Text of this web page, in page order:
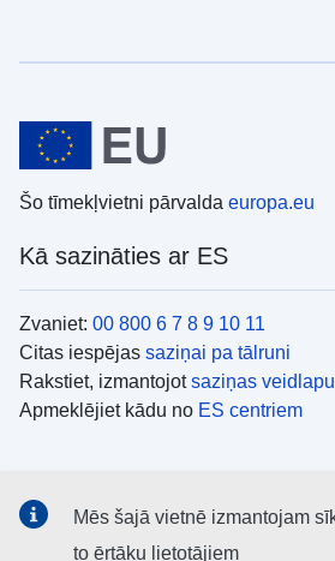
Šo tīmekļvietni pārvalda europa.eu
Kā sazināties ar ES
Zvaniet: 00 800 6 7 8 9 10 11
Citas iespējas saziņai pa tālruni
Rakstiet, izmantojotsaziņas veidlapu
Apmeklējiet kādu no ES centriem
ES kontisociālajos medijos
Mēs šajā vietnē izmantojam
to ērtāku lietotājiem